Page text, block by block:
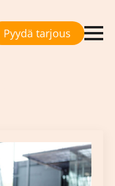
Pyydä tarjous